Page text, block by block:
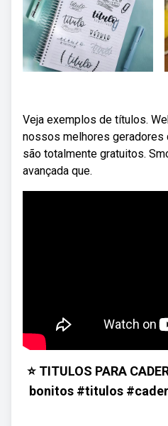
Veja exemplos de títulos.
nossos melhores
são totalmente gratuitos.
avançada que.
⭐️ TITULOS PARA
bonitos #titulos